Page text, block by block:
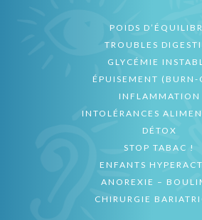
POIDS
TROUBLES
GLYCÉMIE
ÉPUISEMENT (BURN-
INFLAMMATION
INTOLÉRANCES
DÉTOX
STOP TABAC !
ENFANTS
ANOREXIE –
CHIRURGIE